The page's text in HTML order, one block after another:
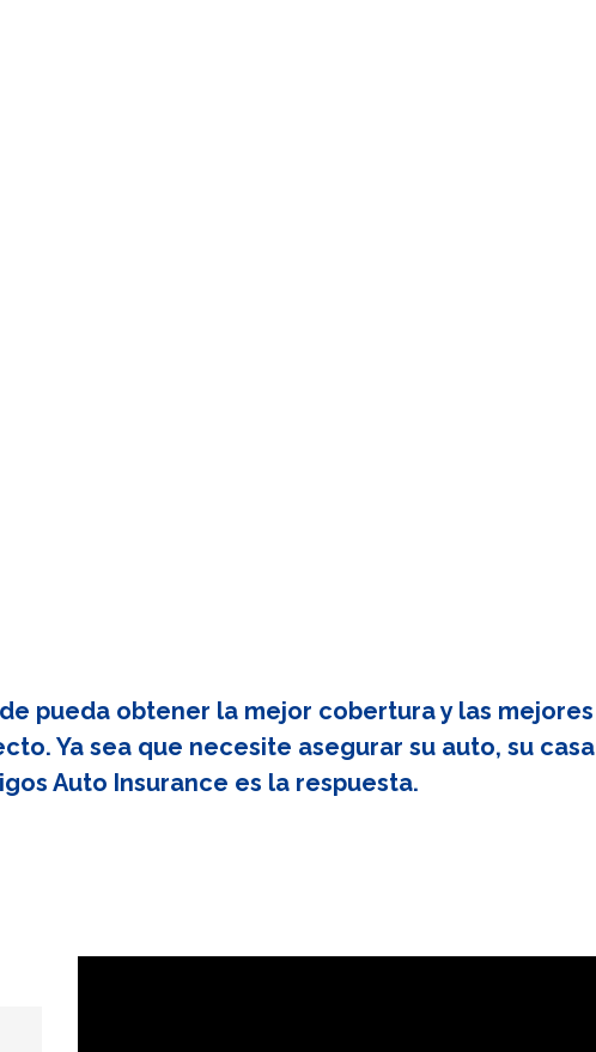
pueda obtener la mejor cobertura y las mejores
Ya sea que necesite asegurar su auto, su casa
Auto Insurance es la respuesta.